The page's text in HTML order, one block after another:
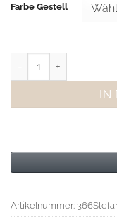
Farbe Gestell
IN
Artikelnummer: